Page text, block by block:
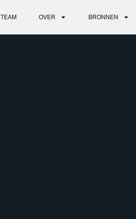
TEAM OVER BRONNEN